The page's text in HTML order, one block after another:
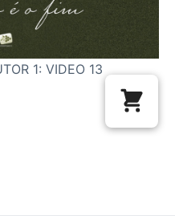
1: VIDEO 13